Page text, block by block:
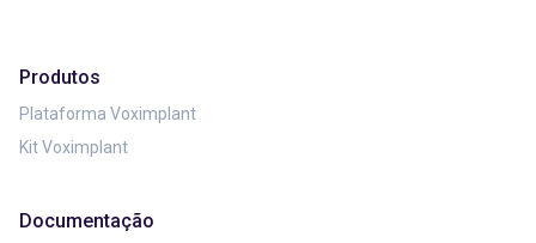
Produtos
Plataforma Voximplant
Kit Voximplant
Documentação